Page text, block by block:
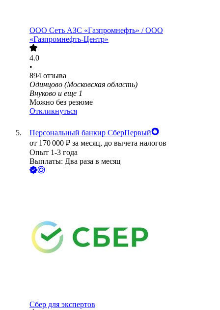
ООО Сеть АЗС «Газпромнефть» / ООО
«Газпромнефть-Центр»
4.0
•
894 отзыва
Одинцово (Московская область)
Внуково и еще 1
Можно без резюме
Откликнуться
Персональный банкир СберПервый
от 170 000 ₽ за месяц, до вычета налогов
Опыт 1-3 года
Выплаты: Два раза в месяц
Сбер для экспертов